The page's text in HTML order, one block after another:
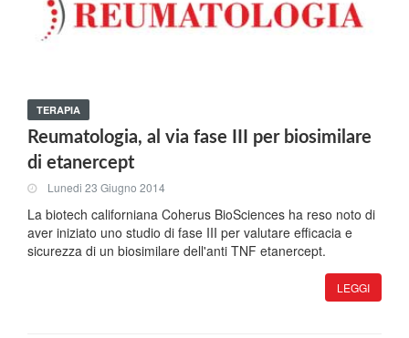
TERAPIA
Reumatologia, al via fase III per biosimilare
di etanercept
Lunedi 23 Giugno 2014
La biotech californiana Coherus BioSciences ha reso noto di
aver iniziato uno studio di fase III per valutare efficacia e
sicurezza di un biosimilare dell'anti TNF etanercept.
LEGGI